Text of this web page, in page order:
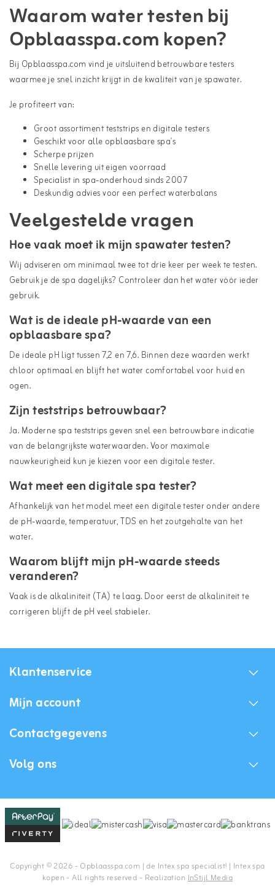
Waarom water testen bij
Opblaasspa.com kopen?
Bij Opblaasspa.com vind je uitsluitend betrouwbare testers
waarmee je snel inzicht krijgt in de kwaliteit van je spawater.
Je profiteert van:
Groot assortiment teststrips en digitale testers
Geschikt voor alle opblaasbare spa's
Scherpe prijzen
Snelle levering uit eigen voorraad
Specialist in spa-onderhoud sinds 2007
Deskundig advies voor een perfect waterbalans
Veelgestelde vragen
Hoe vaak moet ik mijn spawater testen?
Wij adviseren om minimaal twee tot drie keer per week te testen.
Gebruik je de spa dagelijks? Controleer dan het water vóór ieder
gebruik.
Wat is de ideale pH-waarde van een
opblaasbare spa?
De ideale pH ligt tussen 7,2 en 7,6. Binnen deze waarden werkt
chloor optimaal en blijft het water comfortabel voor huid en
ogen.
Zijn teststrips betrouwbaar?
Ja. Moderne spa teststrips geven snel een betrouwbare indicatie
van de belangrijkste waterwaarden. Voor maximale
nauwkeurigheid kun je kiezen voor een digitale tester.
Wat meet een digitale spa tester?
Afhankelijk van het model meet een digitale tester onder andere
de pH-waarde, temperatuur, TDS en het zoutgehalte van het
water.
Waarom blijft mijn pH-waarde steeds
veranderen?
Vaak is de alkaliniteit (TA) te laag. Door eerst de alkaliniteit te
corrigeren blijft de pH veel stabieler.
Klantenservice
Mijn account
Contactgegevens
Volg ons
Copyright © 2026 - Opblaasspa.com | de Intex spa specialist! | Intex spa
kopen - All rights reserved - RealizationInStijl Media